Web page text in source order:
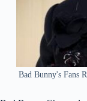
Bad Bunny's Fans